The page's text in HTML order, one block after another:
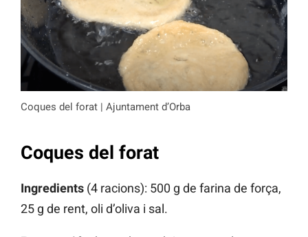
Coques del forat | Ajuntament d’Orba
Coques del forat
Ingredients (4 racions): 500 g de farina de força,
25 g de rent, oli d’oliva i sal.